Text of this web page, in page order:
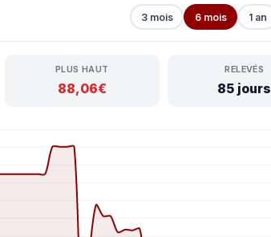
3 mois 6 mois 1 an
PLUS HAUT
88,06€
RELEVÉS
85 jours